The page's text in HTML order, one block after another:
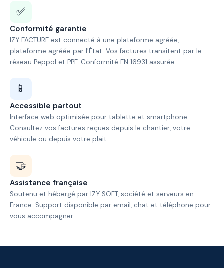
✅
Conformité garantie
IZY FACTURE est connecté à une plateforme agréée,
plateforme agréée par l'État. Vos factures transitent par le
réseau Peppol et PPF. Conformité EN 16931 assurée.
📱
Accessible partout
Interface web optimisée pour tablette et smartphone.
Consultez vos factures reçues depuis le chantier, votre
véhicule ou depuis votre plait.
🤝
Assistance française
Soutenu et hébergé par IZY SOFT, société et serveurs en
France. Support disponible par email, chat et téléphone pour
vous accompagner.